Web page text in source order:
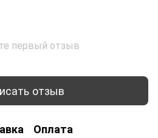
первый отзыв
отзыв
Оплата